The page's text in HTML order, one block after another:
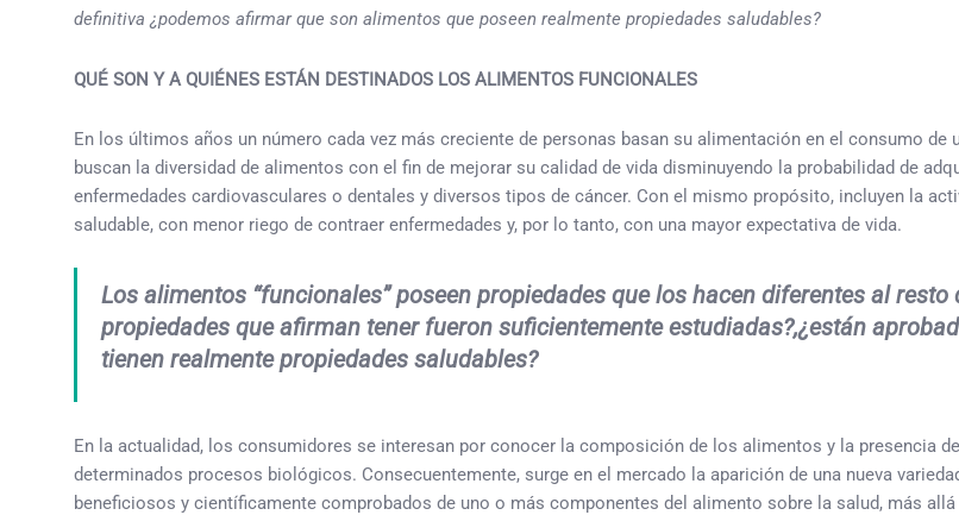
definitiva ¿podemos afirmar que son alimentos que poseen realmente propiedades saludables?
QUÉ SON Y A QUIÉNES ESTÁN DESTINADOS LOS ALIMENTOS FUNCIONALES
En los últimos años un número cada vez más creciente de personas basan su alimentación en el consumo de
buscan la diversidad de alimentos con el fin de mejorar su calidad de vida disminuyendo la probabilidad de
enfermedades cardiovasculares o dentales y diversos tipos de cáncer. Con el mismo propósito, incluyen la
saludable, con menor riego de contraer enfermedades y, por lo tanto, con una mayor expectativa de vida.
Los alimentos “funcionales” poseen propiedades que los hacen diferentes al
propiedades que afirman tener fueron suficientemente estudiadas?,¿están
tienen realmente propiedades saludables?
En la actualidad, los consumidores se interesan por conocer la composición de los alimentos y la presencia
determinados procesos biológicos. Consecuentemente, surge en el mercado la aparición de una nueva
beneficiosos y científicamente comprobados de uno o más componentes del alimento sobre la salud, más